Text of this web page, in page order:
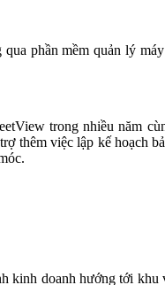
phần mềm quản lý
trong nhiều năm
thêm việc lập kế hoạch
kinh doanh hướng tới